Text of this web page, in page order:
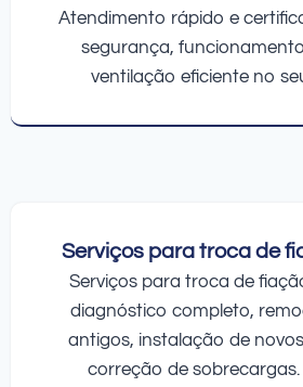
Atendimento rápido e
segurança,
ventilação eficiente no
Serviços para troca de
Serviços para troca de
diagnóstico completo,
antigos, instalação de
correção de sobrecargas.